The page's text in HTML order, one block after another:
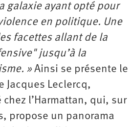
galaxie ayant opté pour
en politique. Une
facettes allant de la
jusqu’à la
» Ainsi se présente le
Jacques Leclercq,
l’Harmattan, qui, sur
propose un panorama